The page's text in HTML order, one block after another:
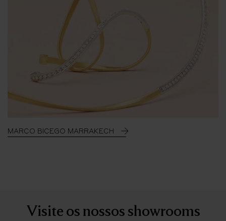
MARCO BICEGO MARRAKECH
Visite os nossos showrooms